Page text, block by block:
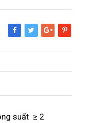
Share Tweet Google+Pinterest
suất ≥ 2